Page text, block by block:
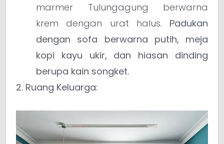
marmer Tulungagung berwarna
krem dengan urat halus. Padukan
dengan sofa berwarna putih, meja
kopi kayu ukir, dan hiasan dinding
berupa kain songket.
2. Ruang Keluarga: